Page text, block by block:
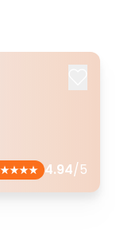
4.94/5